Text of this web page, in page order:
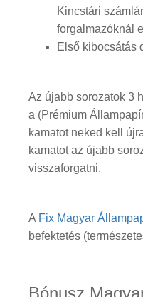
Kincstári
forgalmazóknál
Első kibocsátás
Az újabb sorozatok 3
a (Prémium
kamatot neked kell
kamatot az újabb
visszaforgatni.
A Fix Magyar
befektetés
Bónusz